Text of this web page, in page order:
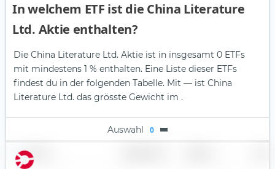
In welchem ETF ist die China Literature
Ltd. Aktie enthalten?
Die China Literature Ltd. Aktie ist in insgesamt 0 ETFs
mit mindestens 1 % enthalten. Eine Liste dieser ETFs
findest du in der folgenden Tabelle. Mit — ist China
Literature Ltd. das grösste Gewicht im .
Auswahl 0
Name